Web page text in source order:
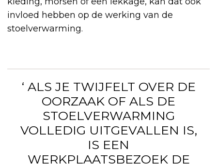
invloed hebben op de werking van de
stoelverwarming.
‘ ALS JE TWIJFELT OVER DE
OORZAAK OF ALS DE
STOELVERWARMING
VOLLEDIG UITGEVALLEN IS,
IS EEN
WERKPLAATSBEZOEK DE